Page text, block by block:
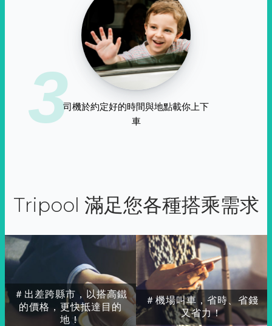
3司機於約定好的時間與地點載你上下
車
Tripool 滿足您各種搭乘需求
＃出差跨縣市，以搭高鐵
的價格，更快抵達目的
地！
＃機場叫車，省時、省錢
又省力！